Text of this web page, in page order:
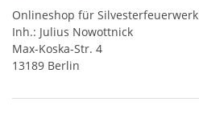
Onlineshop für Silvesterfeuerwerk
Inh.: Julius Nowottnick
Max-Koska-Str. 4
13189 Berlin